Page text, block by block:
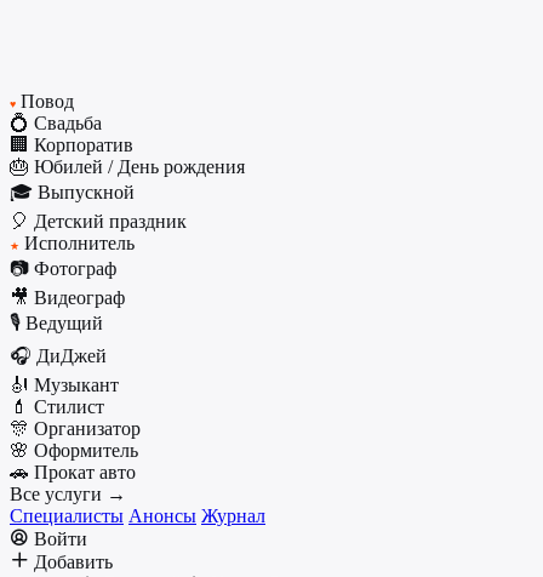
♥ Повод
💍 Свадьба
🏢 Корпоратив
🎂 Юбилей / День рождения
🎓 Выпускной
🎈 Детский праздник
★ Исполнитель
📷 Фотограф
🎥 Видеограф
🎙️ Ведущий
🎧 ДиДжей
🎻 Музыкант
💄 Стилист
🎊 Организатор
🌸 Оформитель
🚗 Прокат авто
Все услуги →
Специалисты Анонсы Журнал
Войти
Добавить